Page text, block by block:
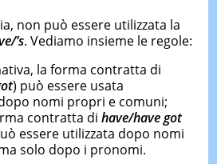
non può essere utilizzata la
’s. Vediamo insieme le regole:
la forma contratta di
) può essere usata
nomi propri e comuni;
contratta di have/have got
essere utilizzata dopo nomi
solo dopo i pronomi.